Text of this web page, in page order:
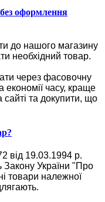
оформлення
до нашого магазину
необхідний товар.
через фасовочну
економії часу, краще
сайті та докупити, що
від 19.03.1994 р.
України "Про
товари належної